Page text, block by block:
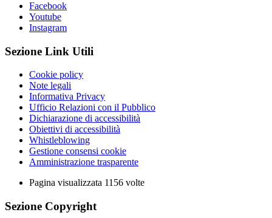
Facebook
Youtube
Instagram
Sezione Link Utili
Cookie policy
Note legali
Informativa Privacy
Ufficio Relazioni con il Pubblico
Dichiarazione di accessibilità
Obiettivi di accessibilità
Whistleblowing
Gestione consensi cookie
Amministrazione trasparente
Pagina visualizzata 1156 volte
Sezione Copyright